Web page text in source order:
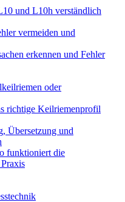
und L10h verständlich
vermeiden und
erkennen und Fehler
oder
richtige Keilriemenprofil
Übersetzung und
funktioniert die